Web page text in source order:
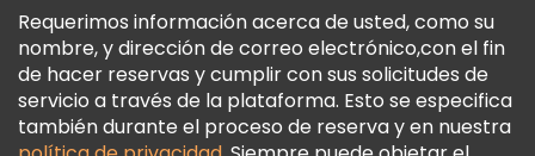
Política De Cookies
Freetour Premios
Programa De Fidelidad
Requerimos información acerca de usted, como su
nombre, y dirección de correo electrónico,con el fin
de hacer reservas y cumplir con sus solicitudes de
servicio a través de la plataforma. Esto se especifica
también durante el proceso de reserva y en nuestra